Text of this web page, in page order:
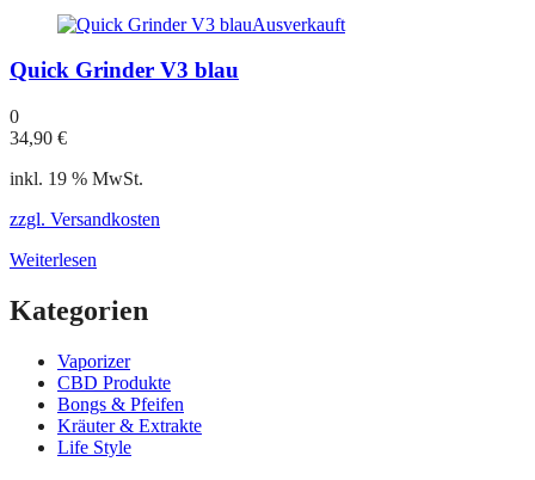
Ausverkauft
Quick Grinder V3 blau
0
34,90 €
inkl. 19 % MwSt.
zzgl. Versandkosten
Weiterlesen
Kategorien
Vaporizer
CBD Produkte
Bongs & Pfeifen
Kräuter & Extrakte
Life Style